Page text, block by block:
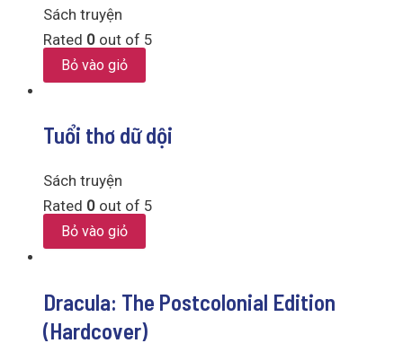
Sách truyện
Rated 0 out of 5
Bỏ vào giỏ
Tuổi thơ dữ dội
Sách truyện
Rated 0 out of 5
Bỏ vào giỏ
Dracula: The Postcolonial Edition
(Hardcover)